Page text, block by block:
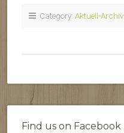
Category: Aktuell-Archiv
Find us on Facebook